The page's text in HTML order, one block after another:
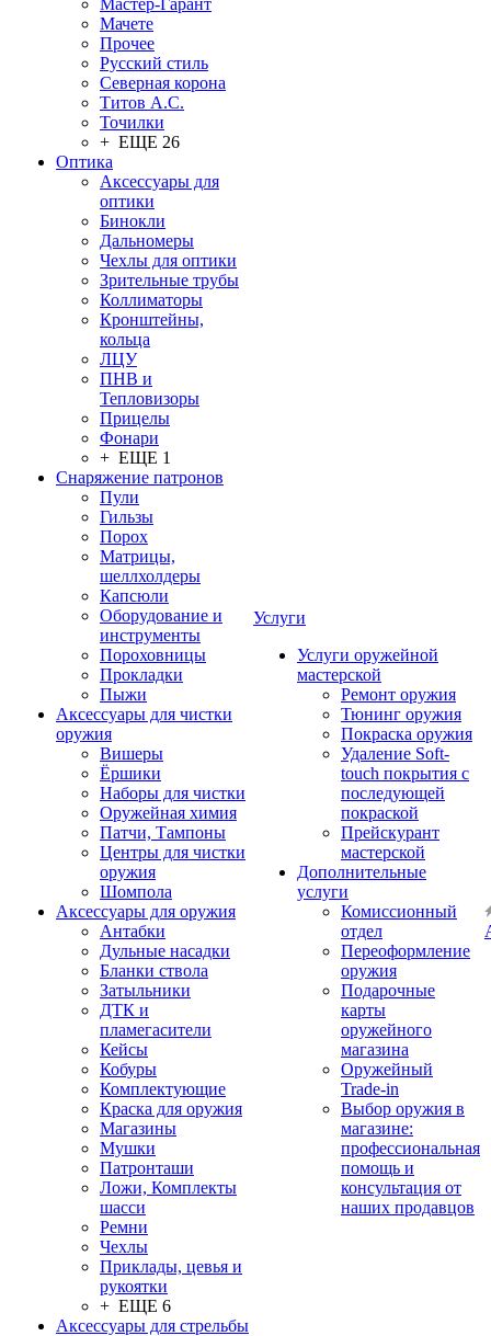
Мастер-Гарант
Мачете
Прочее
Русский стиль
Северная корона
Титов А.С.
Точилки
+ ЕЩЕ 26
Оптика
Аксессуары для
оптики
Бинокли
Дальномеры
Чехлы для оптики
Зрительные трубы
Коллиматоры
Кронштейны,
кольца
ЛЦУ
ПНВ и
Тепловизоры
Прицелы
Фонари
+ ЕЩЕ 1
Снаряжение патронов
Пули
Гильзы
Порох
Матрицы,
шеллхолдеры
Капсюли
Оборудование и
инструменты
Пороховницы
Прокладки
Пыжи
Аксессуары для чистки
оружия
Вишеры
Ёршики
Наборы для чистки
Оружейная химия
Патчи, Тампоны
Центры для чистки
оружия
Шомпола
Аксессуары для оружия
Антабки
Дульные насадки
Бланки ствола
Затыльники
ДТК и
пламегасители
Кейсы
Кобуры
Комплектующие
Краска для оружия
Магазины
Мушки
Патронташи
Ложи, Комплекты
шасси
Ремни
Чехлы
Приклады, цевья и
рукоятки
+ ЕЩЕ 6
Аксессуары для стрельбы
Услуги
Услуги оружейной
мастерской
Ремонт оружия
Тюнинг оружия
Покраска оружия
Удаление Soft-
touch покрытия с
последующей
покраской
Прейскурант
мастерской
Дополнительные
услуги
Комиссионный
отдел
Переоформление
оружия
Подарочные
карты
оружейного
магазина
Оружейный
Trade-in
Выбор оружия в
магазине:
профессиональная
помощь и
консультация от
наших продавцов